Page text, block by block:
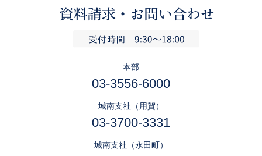
本部
03-3556-6000
城南支社（用賀）
03-3700-3331
城南支社（永田町）